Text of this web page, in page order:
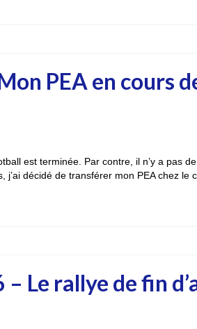
PEA en cours
est terminée. Par contre, il n’y a pas
j’ai décidé de transférer mon PEA chez le
Le rallye de fin